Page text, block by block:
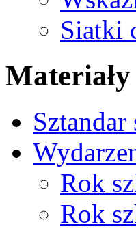
Siatki
Sztandar
Rok
Rok